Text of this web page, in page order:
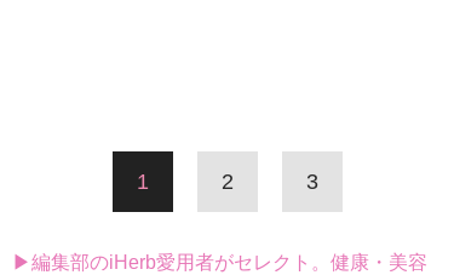
1 2 3
▶編集部のiHerb愛用者がセレクト。健康・美容